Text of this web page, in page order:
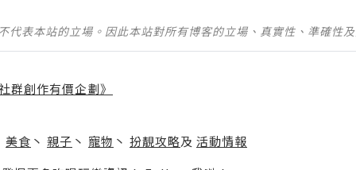
代表本站的立場。因此本站對所有博客的立場、真實性、準確性
群創作有價企劃》
美食 丶 親子 丶 寵物 丶 扮靚攻略及 活動情報